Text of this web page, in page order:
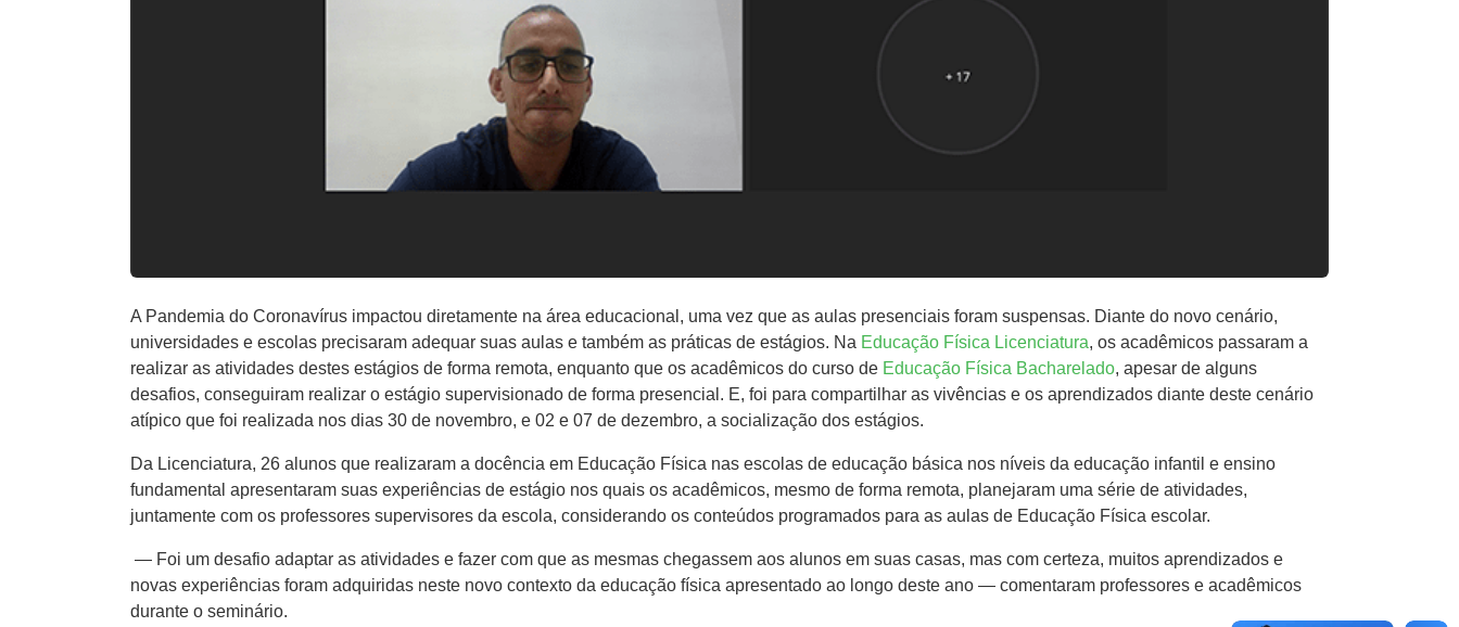
A Pandemia do Coronavírus impactou diretamente na área educacional, uma vez que as aulas presenciais foram suspensas. Diante do novo cenário,
universidades e escolas precisaram adequar suas aulas e também as práticas de estágios. Na Educação Física Licenciatura, os acadêmicos passaram a
realizar as atividades destes estágios de forma remota, enquanto que os acadêmicos do curso de Educação Física Bacharelado, apesar de alguns
desafios, conseguiram realizar o estágio supervisionado de forma presencial. E, foi para compartilhar as vivências e os aprendizados diante deste cenário
atípico que foi realizada nos dias 30 de novembro, e 02 e 07 de dezembro, a socialização dos estágios.
Da Licenciatura, 26 alunos que realizaram a docência em Educação Física nas escolas de educação básica nos níveis da educação infantil e ensino
fundamental apresentaram suas experiências de estágio nos quais os acadêmicos, mesmo de forma remota, planejaram uma série de atividades,
juntamente com os professores supervisores da escola, considerando os conteúdos programados para as aulas de Educação Física escolar.
— Foi um desafio adaptar as atividades e fazer com que as mesmas chegassem aos alunos em suas casas, mas com certeza, muitos aprendizados e
novas experiências foram adquiridas neste novo contexto da educação física apresentado ao longo deste ano — comentaram professores e acadêmicos
durante o seminário.